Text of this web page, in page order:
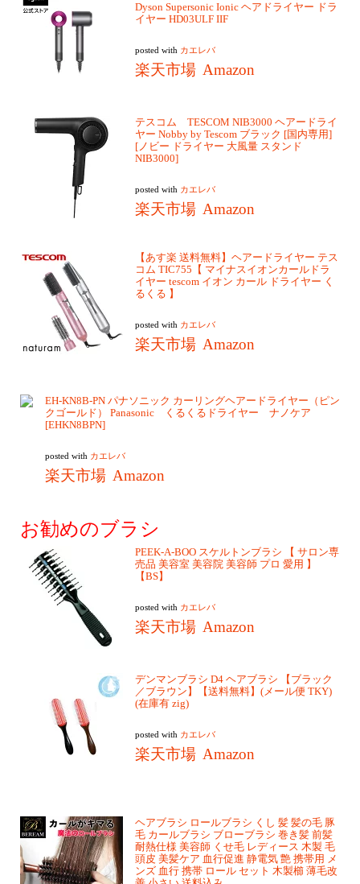
Dyson Supersonic Ionic ヘアドライヤー ドラ
イヤー HD03ULF IIF
posted with カエレバ
楽天市場 Amazon
テスコム TESCOM NIB3000 ヘアードライ
ヤー Nobby by Tescom ブラック [国内専用]
[ノビー ドライヤー 大風量 スタンド
NIB3000]
posted with カエレバ
楽天市場 Amazon
【あす楽 送料無料】ヘアードライヤー テス
コム TIC755【 マイナスイオンカールドラ
イヤー tescom イオン カール ドライヤー く
るくる 】
posted with カエレバ
楽天市場 Amazon
EH-KN8B-PN パナソニック カーリングヘアードライヤー（ピン
クゴールド） Panasonic くるくるドライヤー ナノケア
[EHKN8BPN]
posted with カエレバ
楽天市場 Amazon
お勧めのブラシ
PEEK-A-BOO スケルトンブラシ 【 サロン専
売品 美容室 美容院 美容師 プロ 愛用 】
【BS】
posted with カエレバ
楽天市場 Amazon
デンマンブラシ D4 ヘアブラシ 【ブラック
／ブラウン】【送料無料】(メール便 TKY)
(在庫有 zig)
posted with カエレバ
楽天市場 Amazon
ヘアブラシ ロールブラシ くし 髪 髪の毛 豚
毛 カールブラシ ブローブラシ 巻き髪 前髪
耐熱仕様 美容師 くせ毛 レディース 木製 毛
頭皮 美髪ケア 血行促進 静電気 艶 携帯用 メ
ンズ 血行 携帯 ロール セット 木製櫛 薄毛改